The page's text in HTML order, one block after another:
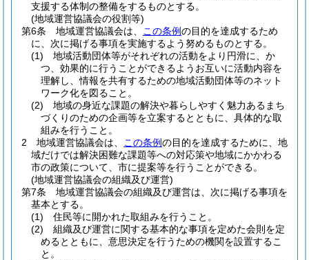
支援する体制の整備をするものとする。
(地域運営協議会の役割等)
第6条
地域運営協議会は、 この条例の目的を達成するため
に、次に掲げる事項を実施するよう努めるものとする。
(1)
地域活動団体等がそれぞれの活動をより円滑に、か
つ、効果的に行うことができるようお互いに活動内容を
理解し、情報を共有するための地域活動団体等のネット
ワーク化を図ること。
(2)
地域の身近な課題の解決や暮らしやすく魅力あるまち
づくりのための企画等を立案するとともに、具体的な取
組みを行うこと。
2
地域運営協議会は、 この条例の目的を達成するために、地
域だけでは解決困難な課題等への対応策や地域にかかわる
市の政策について、市に提案等を行うことができる。
(地域運営協議会の組織及び運営)
第7条
地域運営協議会の組織及び運営は、次に掲げる事項を
基本とする。
(1)
住民等に開かれた取組みを行うこと。
(2)
組織及び運営に関する基本的な事項を定めた会則を定
めるとともに、意思決定を行うための機関を設置するこ
と。